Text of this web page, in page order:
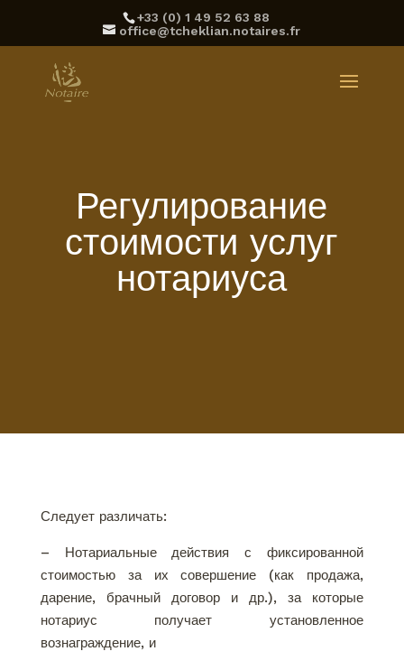
‪+33 (0) 1 49 52 63 88‬
office@tcheklian.notaires.fr
Регулирование
стоимости услуг
нотариуса
Следует различать:
– Нотариальные действия с фиксированной
стоимостью за их совершение (как продажа,
дарение, брачный договор и др.), за которые
нотариус получает установленное
вознаграждение, и